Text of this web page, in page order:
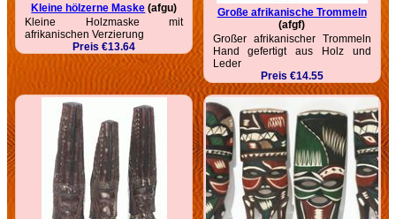
Kleine hölzerne Maske (afgu)
Kleine Holzmaske mit
afrikanischen Verzierung
Preis €13.64
Große afrikanische Trommeln
(afgf)
Großer afrikanischer Trommeln
Hand gefertigt aus Holz und
Leder
Preis €14.55